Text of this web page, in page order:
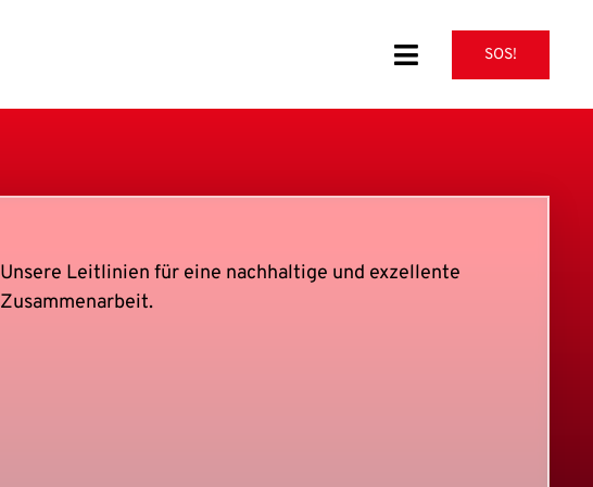
Toggle
Navigation
SOS!
Unsere Leitlinien für eine nachhaltige und exzellente
Zusammenarbeit.